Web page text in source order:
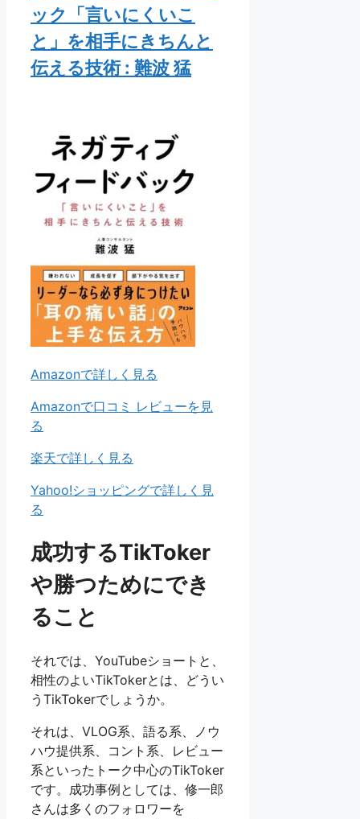
ック「言いにくいこ
と」を相手にきちんと
伝える技術 : 難波 猛
Amazonで詳しく見る
Amazonで口コミ レビューを見
る
楽天で詳しく見る
Yahoo!ショッピングで詳しく見
る
成功するTikToker
や勝つためにでき
ること
それでは、YouTubeショートと、
相性のよいTikTokerとは、どうい
うTikTokerでしょうか。
それは、VLOG系、語る系、ノウ
ハウ提供系、コント系、レビュー
系といったトーク中心のTikToker
です。成功事例としては、修一郎
さんは多くのフォロワーを